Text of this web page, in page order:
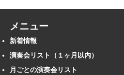
メニュー
新着情報
演奏会リスト（１ヶ月以内）
月ごとの演奏会リスト